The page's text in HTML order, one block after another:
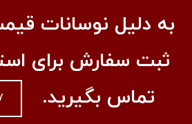
به دلیل نوسانات
ثبت سفارش برای
تماس بگیرید.